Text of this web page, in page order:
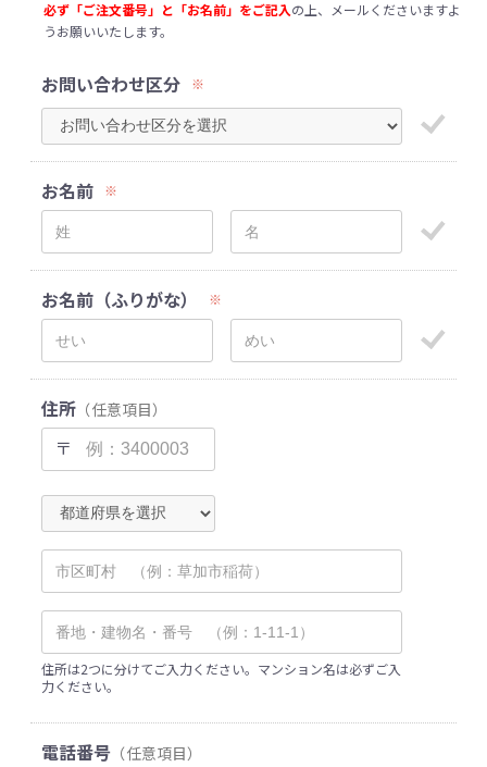
必ず「ご注文番号」と「お名前」をご記入の上、メールくださいますよ
うお願いいたします。
お問い合わせ区分 ※
お名前 ※
お名前（ふりがな） ※
住所 （任意項目）
〒
住所は2つに分けてご入力ください。マンション名は必ずご入
力ください。
電話番号 （任意項目）